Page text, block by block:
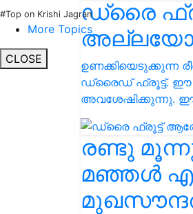
#Top on Krishi Jagran
More Topics
CLOSE
ഡ്രൈ
ഉണക്കിയെടുക്കുന്ന
ഡ്രൈഡ് ഫ്രൂട്ട്. ഈ
അവശേഷിക്കുന്നു.
രണ്ടു
മഞ്ഞൾ